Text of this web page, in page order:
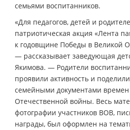
семьями воспитанников.
«Для педагогов, детей и
патриотическая акция «Лента
к годовщине Победы в Великой
— рассказывает заведующая
Якимова. — Родители
проявили активность и
семейными документами времен
Отечественной войны. Весь
фотографии участников ВОВ,
награды, был оформлен на